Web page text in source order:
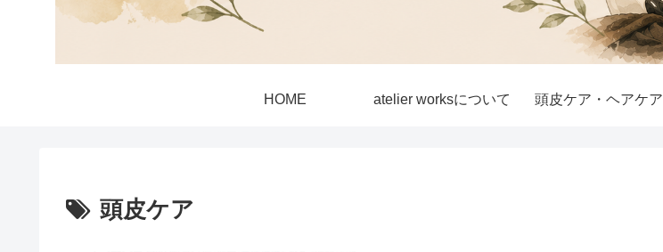
HOME atelier worksについて 頭皮ケア・ヘアケア
頭皮ケア